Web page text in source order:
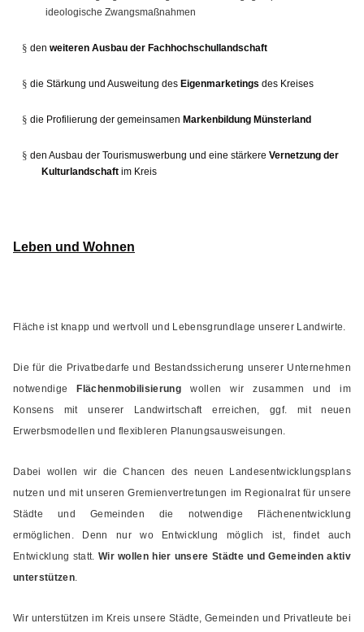
ideologische Zwangsmaßnahmen
§ den weiteren Ausbau der Fachhochschullandschaft
§ die Stärkung und Ausweitung des Eigenmarketings des Kreises
§ die Profilierung der gemeinsamen Markenbildung Münsterland
§ den Ausbau der Tourismuswerbung und eine stärkere Vernetzung der
Kulturlandschaft im Kreis
Leben und Wohnen
Fläche ist knapp und wertvoll und Lebensgrundlage unserer Landwirte.
Die für die Privatbedarfe und Bestandssicherung unserer Unternehmen
notwendigeFlächenmobilisierung wollen wir zusammen und im
Konsens mit unserer Landwirtschaft erreichen, ggf. mit neuen
Erwerbsmodellen und flexibleren Planungsausweisungen.
Dabei wollen wir die Chancen des neuen Landesentwicklungsplans
nutzen und mit unseren Gremienvertretungen im Regionalrat für unsere
Städte und Gemeinden die notwendige Flächenentwicklung
ermöglichen. Denn nur wo Entwicklung möglich ist, findet auch
Entwicklung statt. Wir wollen hier unsere Städte und Gemeinden aktiv
unterstützen
Wir unterstützen im Kreis unsere Städte, Gemeinden und Privatleute bei